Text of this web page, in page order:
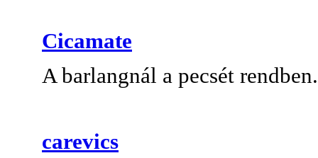
Cicamate
A barlangnál a pecsét rendben.
carevics